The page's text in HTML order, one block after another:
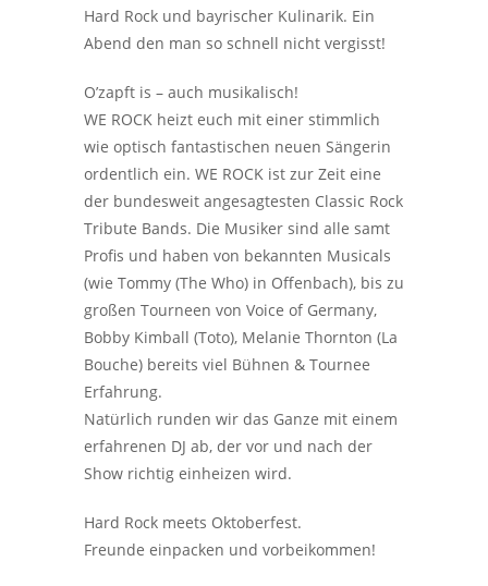
Hard Rock und bayrischer Kulinarik. Ein
Abend den man so schnell nicht vergisst!
O’zapft is – auch musikalisch!
WE ROCK heizt euch mit einer stimmlich
wie optisch fantastischen neuen Sängerin
ordentlich ein. WE ROCK ist zur Zeit eine
der bundesweit angesagtesten Classic Rock
Tribute Bands. Die Musiker sind alle samt
Profis und haben von bekannten Musicals
(wie Tommy (The Who) in Offenbach), bis zu
großen Tourneen von Voice of Germany,
Bobby Kimball (Toto), Melanie Thornton (La
Bouche) bereits viel Bühnen & Tournee
Erfahrung.
Natürlich runden wir das Ganze mit einem
erfahrenen DJ ab, der vor und nach der
Show richtig einheizen wird.
Hard Rock meets Oktoberfest.
Freunde einpacken und vorbeikommen!